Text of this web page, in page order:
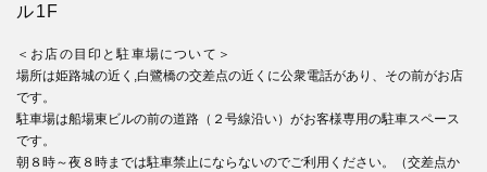
ル1F
＜お店の目印と駐車場について＞
場所は姫路城の近く,白鷺橋の交差点の近くに公衆電話があり、その前がお店
です。
駐車場は船場東ビルの前の道路（２号線沿い）がお客様専用の駐車スペース
です。
朝８時～夜８時までは駐車禁止にならないのでご利用ください。（交差点か